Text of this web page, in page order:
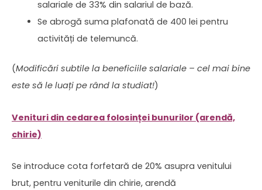
salariale de 33% din salariul de bază.
Se abrogă suma plafonată de 400 lei pentru
activități de telemuncă.
(Modificări subtile la beneficiile salariale – cel mai bine
este să le luați pe rând la studiat!)
Venituri din cedarea folosinței bunurilor (arendă,
chirie)
Se introduce cota forfetară de 20% asupra venitului
brut, pentru veniturile din chirie, arendă